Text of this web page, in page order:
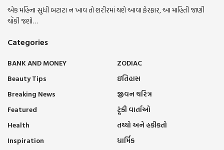
એક મહિના સુધી બટાટા ન ખાવ તો શરીરમાં થશે આવા ફેરફાર, આ માહિતી જાણી
ચોંકી જશો…
Categories
BANK AND MONEY
Beauty Tips
Breaking News
Featured
Health
Inspiration
ZODIAC
ઇતિહાસ
જીવન ચરિત્ર
ટૂંકી વાર્તાઓ
તથ્યો અને હકીકતો
ધાર્મિક